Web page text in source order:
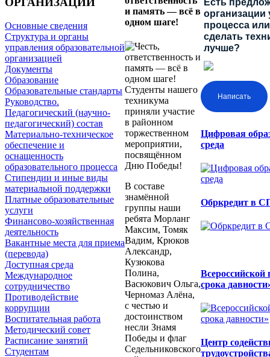
Основные сведения
Структура и органы
управления образовательной
организацией
Документы
Образование
Образовательные стандарты
Руководство.
Педагогический (научно-
педагогический) состав
Материально-техническое
обеспечение и
оснащенность
образовательного процесса
Стипендии и иные виды
материальной поддержки
Платные образовательные
услуги
Финансово-хозяйственная
деятельность
Вакантные места для приема
(перевода)
Доступная среда
Международное
сотрудничество
Противодействие
коррупции
Воспитательная работа
Методический совет
Расписание занятий
Студентам
и память — всё в
одном шаге!
Студенты нашего
техникума
приняли участие
в районном
торжественном
мероприятии,
посвящённом
Дню Победы!
В составе
знамённой
группы наши
ребята Морланг
Максим, Томяк
Вадим, Крюков
Александр,
Кузюкова
Полина,
Васюкович Ольга,
Черномаз Алёна,
с честью и
достоинством
несли Знамя
Победы и флаг
Седельниковского
Есть
организации
процесса или
сделать
лучше?
Написать
Цифровая
среда
Обркредит в
Всероссийской
срока
Центр